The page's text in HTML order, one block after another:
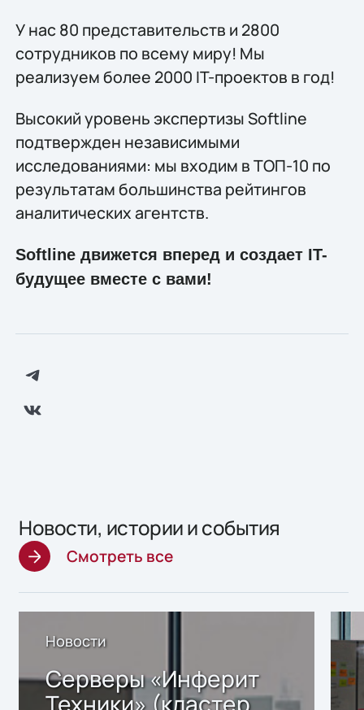
У нас 80 представительств и 2800
сотрудников по всему миру! Мы
реализуем более 2000 IT-проектов в год!
Высокий уровень экспертизы Softline
подтвержден независимыми
исследованиями: мы входим в ТОП-10 по
результатам большинства рейтингов
аналитических агентств.
Softline движется вперед и создает IT-
будущее вместе с вами!
Новости, истории и события
Смотреть все
Новости
Серверы «Инферит
Техники» (кластер